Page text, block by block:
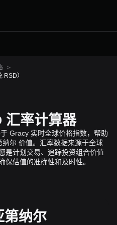
>
RSD）
汇率计算器
Gracy 实时全球价格指数，帮助
尔 价值。汇率数据来源于全球
是计划交易、追踪投资组合价值
保估值的准确性和及时性。
第纳尔